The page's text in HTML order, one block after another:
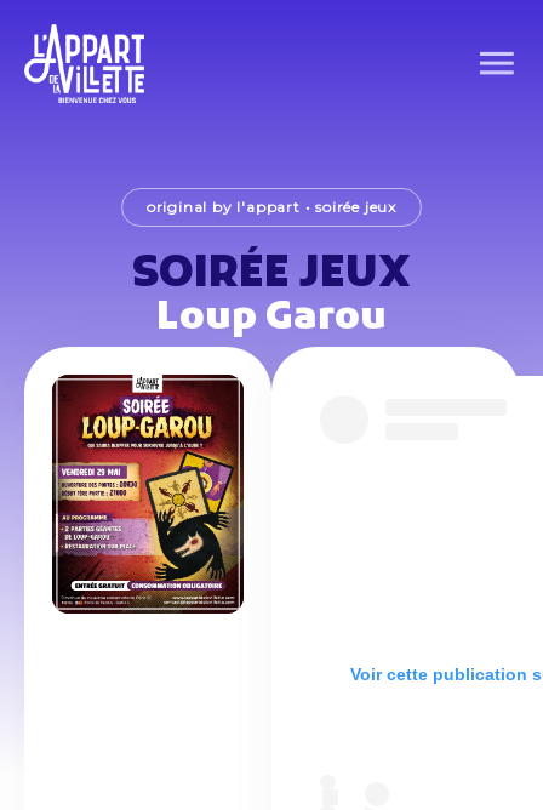
original by l'appart •soirée jeux
SOIRÉE JEUX
Loup Garou
Voir cette publication